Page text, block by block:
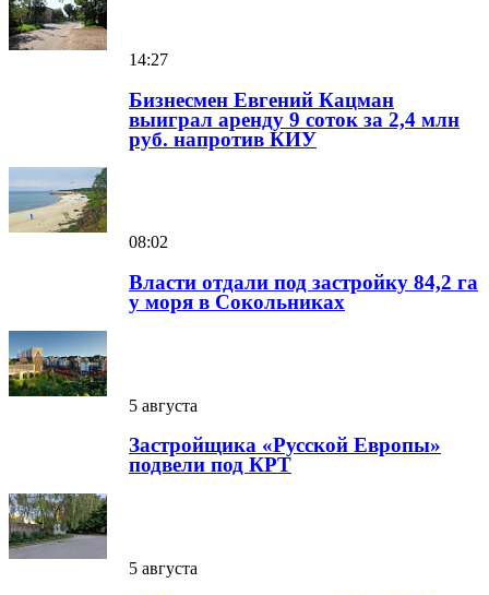
14:27
Бизнесмен Евгений Кацман
выиграл аренду 9 соток за 2,4 млн
руб. напротив КИУ
08:02
Власти отдали под застройку 84,2 га
у моря в Сокольниках
5 августа
Застройщика «Русской Европы»
подвели под КРТ
5 августа